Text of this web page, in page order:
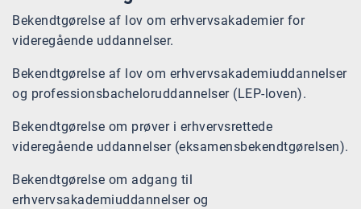
Bekendtgørelse af lov om erhvervsakademier for
videregående uddannelser.
Bekendtgørelse af lov om erhvervsakademiuddannelser
og professionsbacheloruddannelser (LEP-loven).
Bekendtgørelse om prøver i erhvervsrettede
videregående uddannelser (eksamensbekendtgørelsen).
Bekendtgørelse om adgang til
erhvervsakademiuddannelser og